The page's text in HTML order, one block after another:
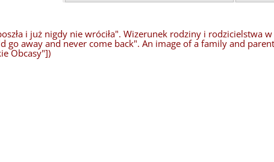
i już nigdy nie wróciła". Wizerunek rodziny i rodzicielstwa
go away and never come back". An image of a family and
Obcasy"])